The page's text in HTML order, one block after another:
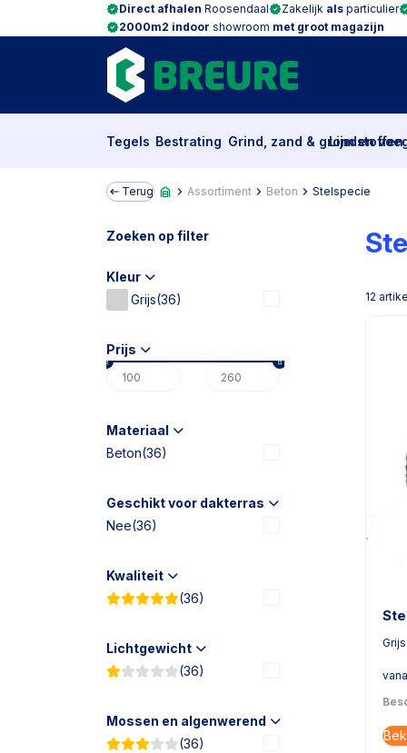
Direct afhalen Roosendaal Zakelijk als particulier
2000m2 indoor showroom met groot magazijn
Tegels Bestrating Grind, zand & grondstoffen
Lijm en
Terug Assortiment Beton Stelspecie
Zoeken op filter
Kleur
Grijs(36)
Prijs
Materiaal
Beton(36)
Geschikt voor dakterras
Nee(36)
Kwaliteit
(36)
Lichtgewicht
(36)
Mossen en algenwerend
(36)
12
Grijs